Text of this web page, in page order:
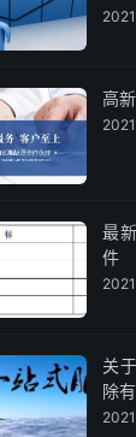
高
最
件
关
除